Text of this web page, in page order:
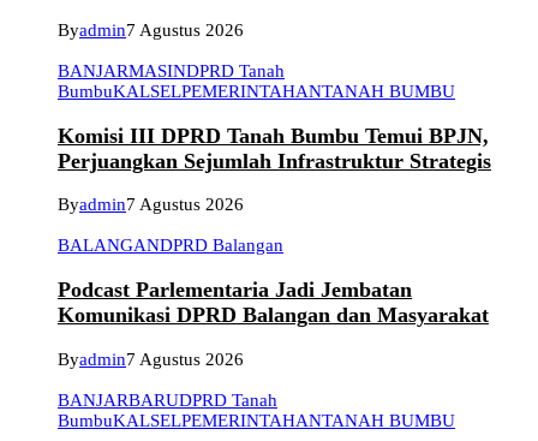
Byadmin7 Agustus 2026
BANJARMASINDPRD Tanah
BumbuKALSELPEMERINTAHANTANAH BUMBU
Komisi III DPRD Tanah Bumbu Temui BPJN,
Perjuangkan Sejumlah Infrastruktur Strategis
Byadmin7 Agustus 2026
BALANGANDPRD Balangan
Podcast Parlementaria Jadi Jembatan
Komunikasi DPRD Balangan dan Masyarakat
Byadmin7 Agustus 2026
BANJARBARUDPRD Tanah
BumbuKALSELPEMERINTAHANTANAH BUMBU